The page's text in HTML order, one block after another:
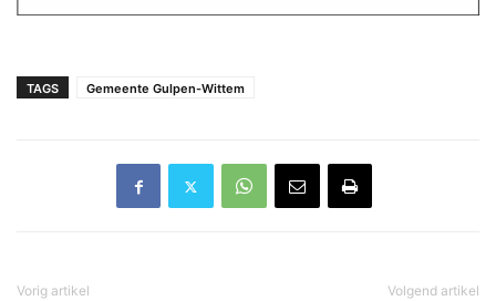
TAGS Gemeente Gulpen-Wittem
Vorig artikel Volgend artikel